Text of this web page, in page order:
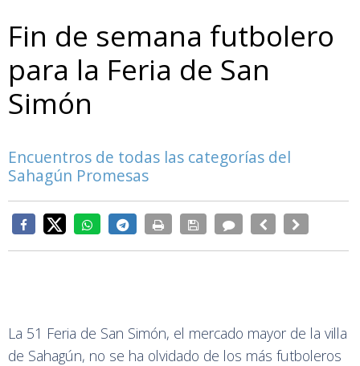
Fin de semana futbolero
para la Feria de San
Simón
Encuentros de todas las categorías del
Sahagún Promesas
La 51 Feria de San Simón, el mercado mayor de la villa
de Sahagún, no se ha olvidado de los más futboleros